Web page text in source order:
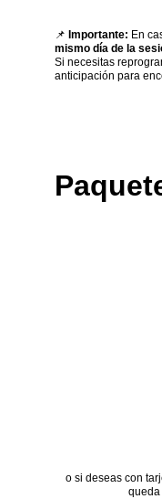
📌 Importante: En
mismo día de la
Si necesitas
anticipación para
o si deseas con
queda